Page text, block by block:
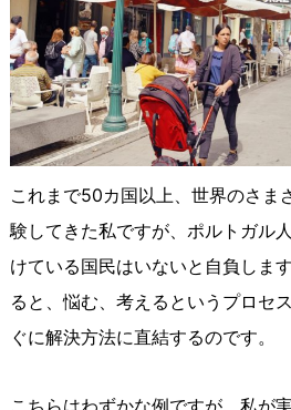
これまで50カ国以上、世界のさま
験してきた私ですが、ポルトガル
けている国民はいないと自負しま
ると、悩む、考えるというプロセ
ぐに解決方法に直結するのです。
こちらはわずかな例ですが、私が